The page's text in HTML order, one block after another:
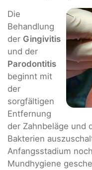
Die
Behandlung
der Gingivitis
und der
Parodontitis
beginnt mit
der
sorgfältigen
Entfernung
der Zahnbeläge und
Bakterien
Anfangsstadium
Mundhygiene